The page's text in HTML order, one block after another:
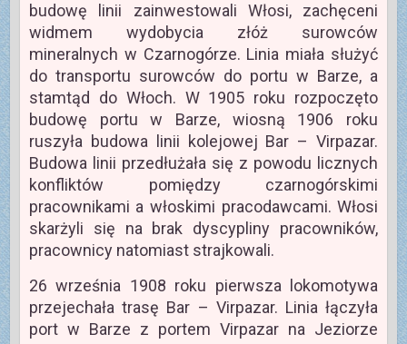
budowę linii zainwestowali Włosi, zachęceni
widmem wydobycia złóż surowców
mineralnych w Czarnogórze. Linia miała służyć
do transportu surowców do portu w Barze, a
stamtąd do Włoch. W 1905 roku rozpoczęto
budowę portu w Barze, wiosną 1906 roku
ruszyła budowa linii kolejowej Bar – Virpazar.
Budowa linii przedłużała się z powodu licznych
konfliktów pomiędzy czarnogórskimi
pracownikami a włoskimi pracodawcami. Włosi
skarżyli się na brak dyscypliny pracowników,
pracownicy natomiast strajkowali.
26 września 1908 roku pierwsza lokomotywa
przejechała trasę Bar – Virpazar. Linia łączyła
port w Barze z portem Virpazar na Jeziorze